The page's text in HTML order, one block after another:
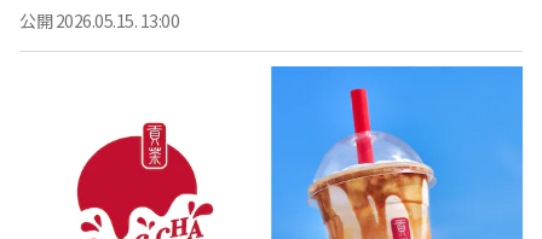
公開 2026.05.15. 13:00